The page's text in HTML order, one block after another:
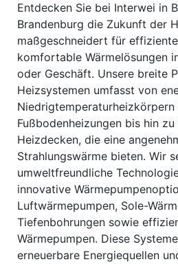
Entdecken Sie bei Interwei in
Brandenburg die Zukunft der
maßgeschneidert für
komfortable Wärmelösungen
oder Geschäft. Unsere breite
Heizsystemen umfasst von
Niedrigtemperaturheizkörpern
Fußbodenheizungen bis hin
Heizdecken, die eine
Strahlungswärme bieten. Wir
umweltfreundliche
innovative
Luftwärmepumpen, Sole-
Tiefenbohrungen sowie
Wärmepumpen. Diese
erneuerbare Energiequellen